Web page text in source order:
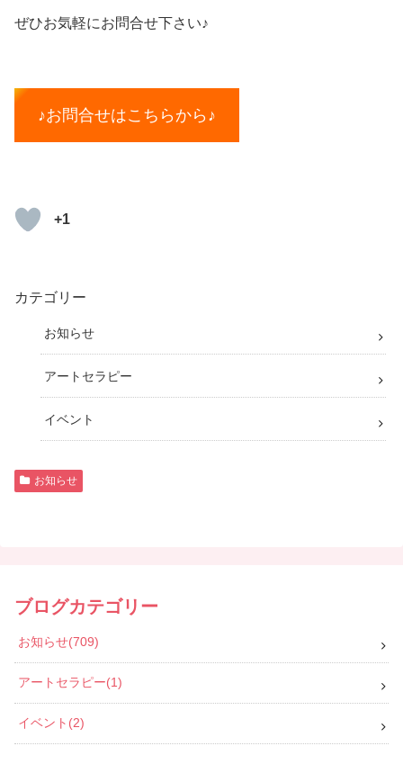
ぜひお気軽にお問合せ下さい♪
♪お問合せはこちらから♪
+1
カテゴリー
お知らせ
アートセラピー
イベント
お知らせ
ブログカテゴリー
お知らせ 709
アートセラピー 1
イベント 2